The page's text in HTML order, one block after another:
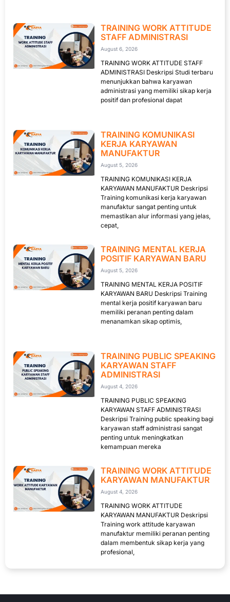
TRAINING WORK ATTITUDE
STAFF ADMINISTRASI
August 6, 2026
TRAINING WORK ATTITUDE STAFF
ADMINISTRASI Deskripsi Studi terbaru
menunjukkan bahwa karyawan
administrasi yang memiliki sikap kerja
positif dan profesional dapat
TRAINING KOMUNIKASI
KERJA KARYAWAN
MANUFAKTUR
August 5, 2026
TRAINING KOMUNIKASI KERJA
KARYAWAN MANUFAKTUR Deskripsi
Training komunikasi kerja karyawan
manufaktur sangat penting untuk
memastikan alur informasi yang jelas,
cepat,
TRAINING MENTAL KERJA
POSITIF KARYAWAN BARU
August 5, 2026
TRAINING MENTAL KERJA POSITIF
KARYAWAN BARU Deskripsi Training
mental kerja positif karyawan baru
memiliki peranan penting dalam
menanamkan sikap optimis,
TRAINING PUBLIC SPEAKING
KARYAWAN STAFF
ADMINISTRASI
August 4, 2026
TRAINING PUBLIC SPEAKING
KARYAWAN STAFF ADMINISTRASI
Deskripsi Training public speaking bagi
karyawan staff administrasi sangat
penting untuk meningkatkan
kemampuan mereka
TRAINING WORK ATTITUDE
KARYAWAN MANUFAKTUR
August 4, 2026
TRAINING WORK ATTITUDE
KARYAWAN MANUFAKTUR Deskripsi
Training work attitude karyawan
manufaktur memiliki peranan penting
dalam membentuk sikap kerja yang
profesional,